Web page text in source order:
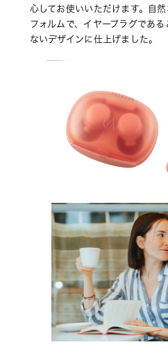
心してお使いいただけます。自
フォルムで、イヤープラグであ
ないデザインに仕上げました。